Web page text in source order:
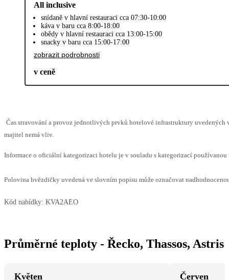
All inclusive
snídaně v hlavní restauraci cca 07:30-10:00
káva v baru cca 8:00-18:00
obědy v hlavní restauraci cca 13:00-15:00
snacky v baru cca 15:00-17:00
zobrazit podrobnosti
v ceně
Čas stravování a provoz jednotlivých prvků hotelové infrastruktury uvedených
majitel nemá vliv.
Informace o oficiální kategorizaci hotelu je v souladu s kategorizací
Polovina hvězdičky uvedená ve slovním popisu může označovat
Kód nabídky: KVA2AEO
Průměrné teploty - Řecko, Thassos, Astris
Květen Červen